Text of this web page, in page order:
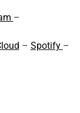
–
– Spotify –